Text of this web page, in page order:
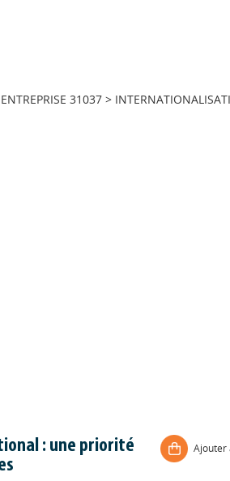
31037 >
: une priorité
Ajouter